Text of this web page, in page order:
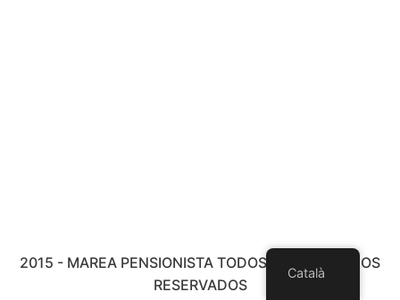
2015 - MAREA PENSIONISTA TODOS LOS DERECHOS
RESERVADOS
Català